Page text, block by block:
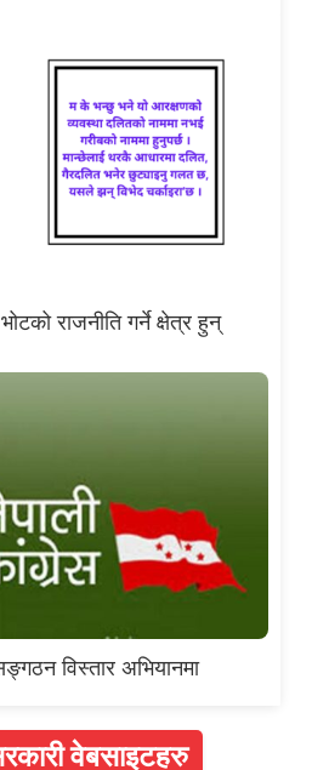
राजनीति गर्ने क्षेत्र हुन्
विस्तार अभियानमा
वेबसाइटहरु